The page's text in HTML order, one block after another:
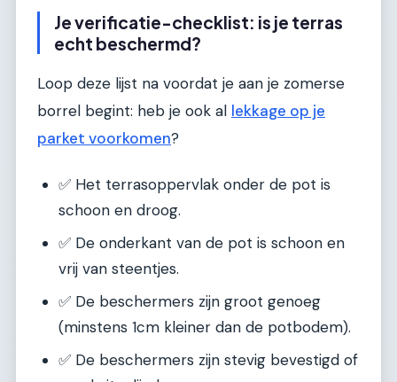
Je verificatie-checklist: is je terras
echt beschermd?
Loop deze lijst na voordat je aan je zomerse
borrel begint: heb je ook al lekkage op je
parket voorkomen?
✅ Het terrasoppervlak onder de pot is
schoon en droog.
✅ De onderkant van de pot is schoon en
vrij van steentjes.
✅ De beschermers zijn groot genoeg
(minstens 1cm kleiner dan de potbodem).
✅ De beschermers zijn stevig bevestigd of